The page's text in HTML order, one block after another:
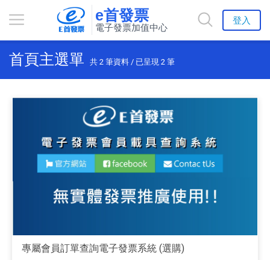
e首發票
電子發票加值中心
登入
首頁主選單 共 2 筆資料 / 已呈現 2 筆
專屬會員訂單查詢電子發票系統 (選購)